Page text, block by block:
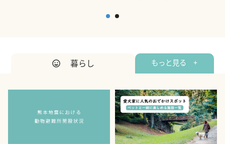
暮らし もっと見る +